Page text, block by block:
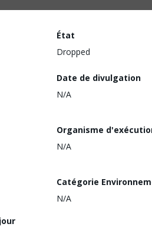
État
Dropped
Date de divulgation
N/A
Organisme
N/A
Catégorie
N/A